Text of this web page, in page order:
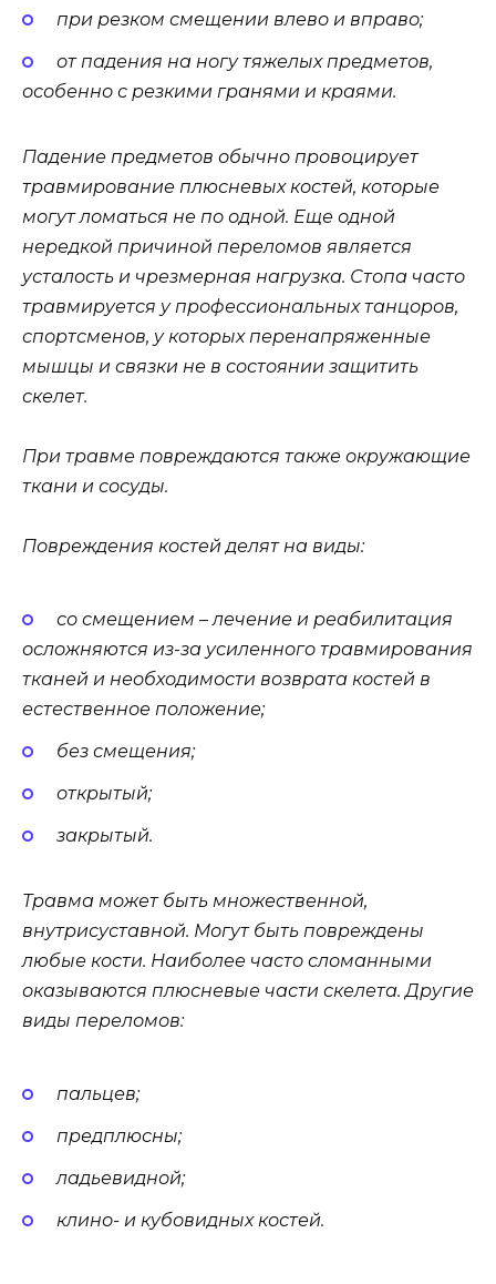
при резком смещении влево и вправо;
от падения на ногу тяжелых предметов,
особенно с резкими гранями и краями.
Падение предметов обычно провоцирует
травмирование плюсневых костей, которые
могут ломаться не по одной. Еще одной
нередкой причиной переломов является
усталость и чрезмерная нагрузка. Стопа часто
травмируется у профессиональных танцоров,
спортсменов, у которых перенапряженные
мышцы и связки не в состоянии защитить
скелет.
При травме повреждаются также окружающие
ткани и сосуды.
Повреждения костей делят на виды:
со смещением – лечение и реабилитация
осложняются из-за усиленного травмирования
тканей и необходимости возврата костей в
естественное положение;
без смещения;
открытый;
закрытый.
Травма может быть множественной,
внутрисуставной. Могут быть повреждены
любые кости. Наиболее часто сломанными
оказываются плюсневые части скелета. Другие
виды переломов:
пальцев;
предплюсны;
ладьевидной;
клино- и кубовидных костей.